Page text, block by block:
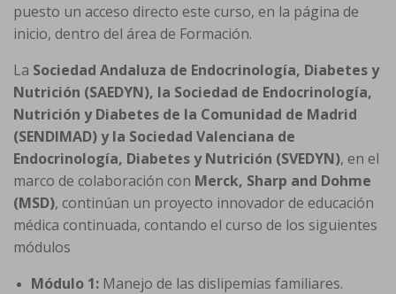
puesto un acceso directo este curso, en la página de
inicio, dentro del área de Formación.
La Sociedad Andaluza de Endocrinología, Diabetes y
Nutrición (SAEDYN), la Sociedad de Endocrinología,
Nutrición y Diabetes de la Comunidad de Madrid
(SENDIMAD) y la Sociedad Valenciana de
Endocrinología, Diabetes y Nutrición (SVEDYN), en el
marco de colaboración con Merck, Sharp and Dohme
(MSD), continúan un proyecto innovador de educación
médica continuada, contando el curso de los siguientes
módulos
Módulo 1: Manejo de las dislipemias familiares.